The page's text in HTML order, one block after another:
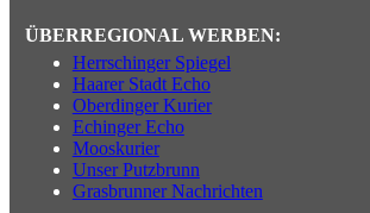
ÜBERREGIONAL WERBEN:
Herrschinger Spiegel
Haarer Stadt Echo
Oberdinger Kurier
Echinger Echo
Mooskurier
Unser Putzbrunn
Grasbrunner Nachrichten